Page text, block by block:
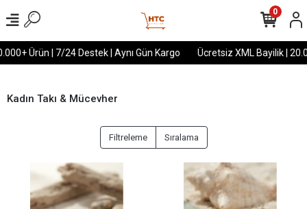
Ürün | 7/24 Destek | Aynı Gün Kargo Ücretsiz XML Bayilik |
0
Kadın Takı & Mücevher
Filtreleme Sıralama